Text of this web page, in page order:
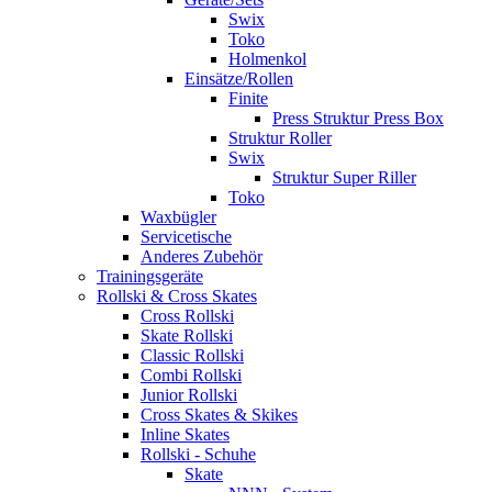
Swix
Toko
Holmenkol
Einsätze/Rollen
Finite
Press Struktur Press Box
Struktur Roller
Swix
Struktur Super Riller
Toko
Waxbügler
Servicetische
Anderes Zubehör
Trainingsgeräte
Rollski & Cross Skates
Cross Rollski
Skate Rollski
Classic Rollski
Combi Rollski
Junior Rollski
Cross Skates & Skikes
Inline Skates
Rollski - Schuhe
Skate